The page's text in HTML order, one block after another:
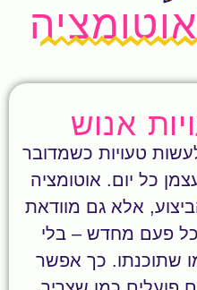
אנוש
טעויות כשמדובר
כל יום. אוטומציה
אלא גם מוודאת
כל פעם מחדש – בלי
שתוכנתו. כך אפשר